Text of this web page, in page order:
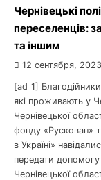
Чернівецькі
переселенців:
та іншим
12 сентября, 2023
[ad_1]
які проживають у
Чернівецької
фонду «Рускован»
в Україні»
передати
Чернівецької